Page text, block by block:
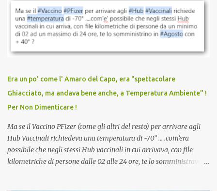
vaccinazione. Non avevamo mai sentito parlare di ricompense,
sconti, incentivi per vaccinarsi. Non avevamo mai visto
discriminazioni per coloro che non l’hanno fatto. Se non sei stato
vaccinato, nessuno aveva prima cercato di farti sentire una
persona cattiva. Non avevamo mai visto un vaccino che minacci le
vaccino usato per minacciare i mezzi di sussistenza, il lavoro o la
scuola. Non avevamo mai visto un vaccino che permettesse a un
dodicenne di ignorare il consenso dei genitori. Dopo tutti i vaccini
che abbiamo elencato sopra...
Era un po' come l' Amaro del Capo, era "spettacolare
Ghiacciato, ma andava bene anche, a Temperatura Ambiente" !
Per Non Dimenticare !
Ma se il Vaccino PFizer (come gli altri del resto) per arrivare agli
Hub Vaccinali richiedeva una temperatura di -70° ... .com'era
possibile che negli stessi Hub vaccinali in cui arrivava, con file
kilometriche di persone dalle 02 alle 24 ore, te lo somministravano